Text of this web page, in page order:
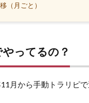
（月ごと）
ってるの？
月から手動トラリピで